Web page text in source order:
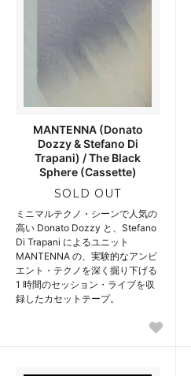
MANTENNA (Donato
Dozzy & Stefano Di
Trapani) / The Black
Sphere (Cassette)
SOLD OUT
ミニマルテクノ・シーンで人気の
高い Donato Dozzy と、Stefano
Di Trapani によるユニット
MANTENNA の、実験的なアンビ
エント・テクノを深く掘り下げる
1 時間のセッション・ライブを収
録したカセットテープ。